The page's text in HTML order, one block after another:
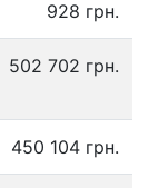
928 грн.
502 702 грн.
450 104 грн.